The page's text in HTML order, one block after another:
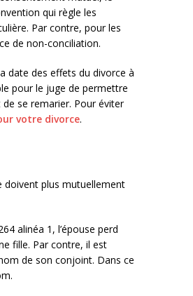
qui règle les
Par contre, pour les
de non-conciliation.
date des effets du divorce à
pour le juge de permettre
se remarier. Pour éviter
votre divorce.
doivent plus mutuellement
alinéa 1, l’épouse perd
fille. Par contre, il est
de son conjoint. Dans ce